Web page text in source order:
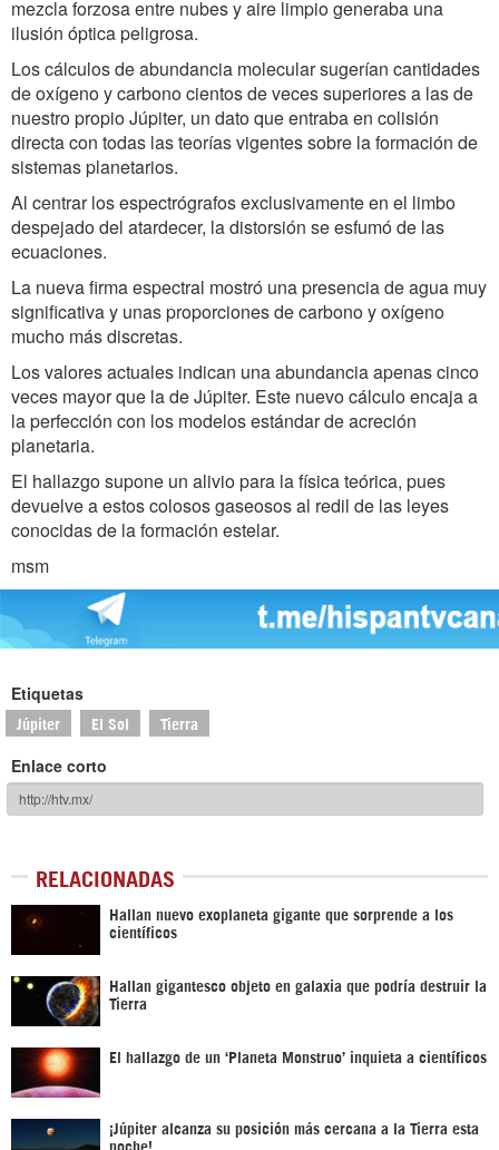
mezcla forzosa entre nubes y aire limpio generaba una
ilusión óptica peligrosa.
Los cálculos de abundancia molecular sugerían cantidades
de oxígeno y carbono cientos de veces superiores a las de
nuestro propio Júpiter, un dato que entraba en colisión
directa con todas las teorías vigentes sobre la formación de
sistemas planetarios.
Al centrar los espectrógrafos exclusivamente en el limbo
despejado del atardecer, la distorsión se esfumó de las
ecuaciones.
La nueva firma espectral mostró una presencia de agua muy
significativa y unas proporciones de carbono y oxígeno
mucho más discretas.
Los valores actuales indican una abundancia apenas cinco
veces mayor que la de Júpiter. Este nuevo cálculo encaja a
la perfección con los modelos estándar de acreción
planetaria.
El hallazgo supone un alivio para la física teórica, pues
devuelve a estos colosos gaseosos al redil de las leyes
conocidas de la formación estelar.
msm
Etiquetas
Júpiter El Sol Tierra
Enlace corto
RELACIONADAS
Hallan nuevo exoplaneta gigante que sorprende a los
científicos
Hallan gigantesco objeto en galaxia que podría destruir la
Tierra
El hallazgo de un ‘Planeta Monstruo’ inquieta a científicos
¡Júpiter alcanza su posición más cercana a la Tierra esta
noche!